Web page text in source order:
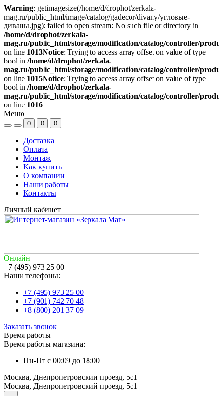
Warning: getimagesize(/home/d/drophot/zerkala-
mag.ru/public_html/image/catalog/gadecor/divany/угловые-
диваны.jpg): failed to open stream: No such file or directory in
/home/d/drophot/zerkala-
mag.ru/public_html/storage/modification/catalog/controller/
on line 1013Notice: Trying to access array offset on value of type
bool in /home/d/drophot/zerkala-
mag.ru/public_html/storage/modification/catalog/controller/
on line 1015Notice: Trying to access array offset on value of type
bool in /home/d/drophot/zerkala-
mag.ru/public_html/storage/modification/catalog/controller/
on line 1016
Меню
0 0 0
Доставка
Оплата
Монтаж
Как купить
О компании
Наши работы
Контакты
Личный кабинет
Онлайн
+7 (495) 973 25 00
Наши телефоны:
+7 (495) 973 25 00
+7 (901) 742 70 48
+8 (800) 201 37 09
Заказать звонок
Время работы
Время работы магазина:
Пн-Пт с 00:09 до 18:00
Москва, Днепропетровский проезд, 5с1
Москва, Днепропетровский проезд, 5с1